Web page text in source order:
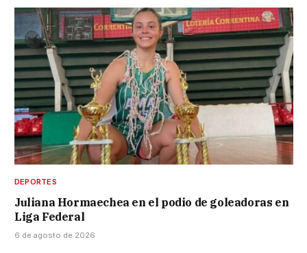
DEPORTES
Juliana Hormaechea en el podio de goleadoras en
Liga Federal
6 de agosto de 2026